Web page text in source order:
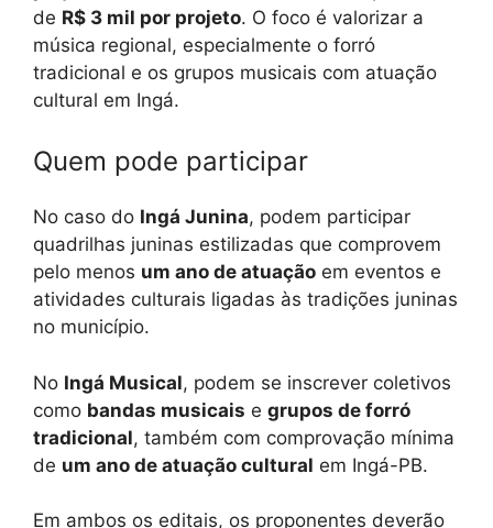
de R$ 3 mil por projeto. O foco é valorizar a
música regional, especialmente o forró
tradicional e os grupos musicais com atuação
cultural em Ingá.
Quem pode participar
No caso do Ingá Junina, podem participar
quadrilhas juninas estilizadas que comprovem
pelo menos um ano de atuação em eventos e
atividades culturais ligadas às tradições juninas
no município.
No Ingá Musical, podem se inscrever coletivos
como bandas musicais e grupos de forró
tradicional, também com comprovação mínima
de um ano de atuação cultural em Ingá-PB.
Em ambos os editais, os proponentes deverão